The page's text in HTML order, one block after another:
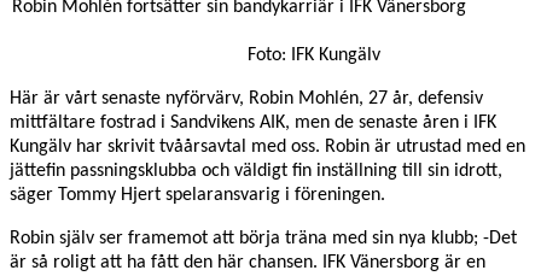
Robin Mohlén fortsätter sin bandykarriär i IFK Vänersborg
Foto: IFK Kungälv
Här är vårt senaste nyförvärv, Robin Mohlén, 27 år, defensiv
mittfältare fostrad i Sandvikens AIK, men de senaste åren i IFK
Kungälv har skrivit tvåårsavtal med oss. Robin är utrustad med en
jättefin passningsklubba och väldigt fin inställning till sin idrott,
säger Tommy Hjert spelaransvarig i föreningen.
Robin själv ser framemot att börja träna med sin nya klubb; -Det
är så roligt att ha fått den här chansen. IFK Vänersborg är en